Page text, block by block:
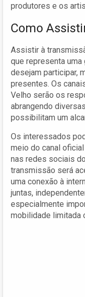
produtores e os
Como
Assistir à
que representa uma
desejam participar,
presentes. Os
Velho serão os
abrangendo
possibilitam um
Os interessados
meio do canal
nas redes sociais
transmissão será
uma conexão à
juntas,
especialmente
mobilidade limitada